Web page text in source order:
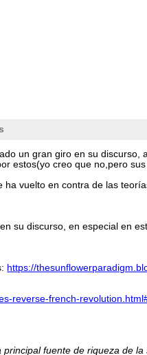
un gran giro en su
estos(yo creo que no,pero
vuelto en contra de las
su discurso, en especial en
https://
reverse-french-
fuente de riqueza de